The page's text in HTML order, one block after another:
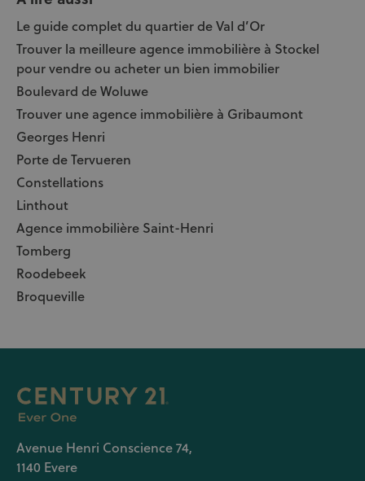
Le guide complet du quartier de Val d’Or
Trouver la meilleure agence immobilière à Stockel
pour vendre ou acheter un bien immobilier
Boulevard de Woluwe
Trouver une agence immobilière à Gribaumont
Georges Henri
Porte de Tervueren
Constellations
Linthout
Agence immobilière Saint-Henri
Tomberg
Roodebeek
Broqueville
Avenue Henri Conscience 74,
1140 Evere